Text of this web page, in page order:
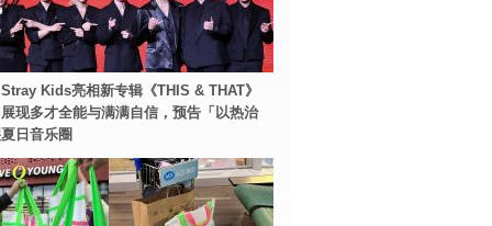
Kids亮相新专辑《THIS & THAT》
现多才全能与满满自信，预告「以热治
日音乐圈